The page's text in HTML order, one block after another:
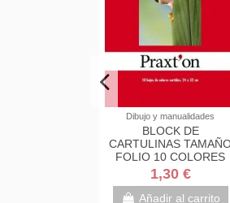
Dibujo y manualidades
BLOCK DE
CARTULINAS
FOLIO 10 COLORES
1,30 €
Añadir al carrito